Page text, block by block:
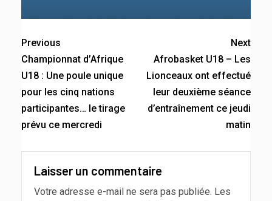
Previous
Championnat d’Afrique
U18 : Une poule unique
pour les cinq nations
participantes… le tirage
prévu ce mercredi
Next
Afrobasket U18 – Les
Lionceaux ont effectué
leur deuxième séance
d’entraînement ce jeudi
matin
Laisser un commentaire
Votre adresse e-mail ne sera pas publiée. Les